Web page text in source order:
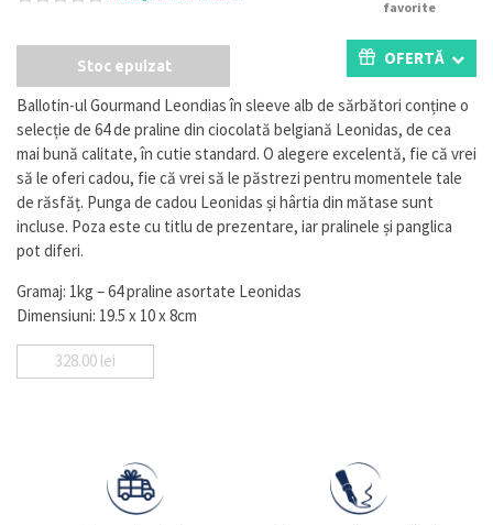
5
pe
a
evaluări
la
clienți
favorite
Stoc epuizat OFERTĂ
Ballotin-ul Gourmand Leondias în sleeve alb de sărbători conține o
selecție de 64 de praline din ciocolată belgiană Leonidas, de cea
mai bună calitate, în cutie standard. O alegere excelentă, fie că vrei
să le oferi cadou, fie că vrei să le păstrezi pentru momentele tale
de răsfăț. Punga de cadou Leonidas și hârtia din mătase sunt
incluse. Poza este cu titlu de prezentare, iar pralinele și panglica
pot diferi.
Gramaj: 1kg – 64 praline asortate Leonidas
Dimensiuni: 19.5 x 10 x 8cm
328.00 lei